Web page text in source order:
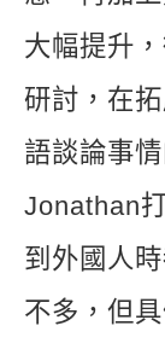
大幅提升
研討，在
語談論事
Jonathan
到外國人
不多，但